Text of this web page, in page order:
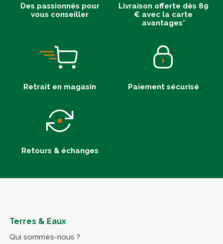
Des passionnés pour
vous conseiller
Livraison offerte dès 89
€ avec la carte
avantages*
Retrait en magasin Paiement sécurisé
Retours & échanges
Terres & Eaux
Qui sommes-nous ?